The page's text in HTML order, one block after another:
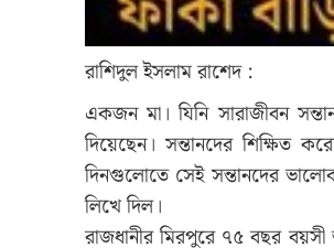
রাশিদুল ইসলাম রাশেদ :
একজন মা। যিনি সারাজীবন
দিয়েছেন। সন্তানদের শিক্ষিত
দিনগুলোতে সেই সন্তানদের
লিখে দিল।
রাজধানীর মিরপুরে ৭৫ বছর